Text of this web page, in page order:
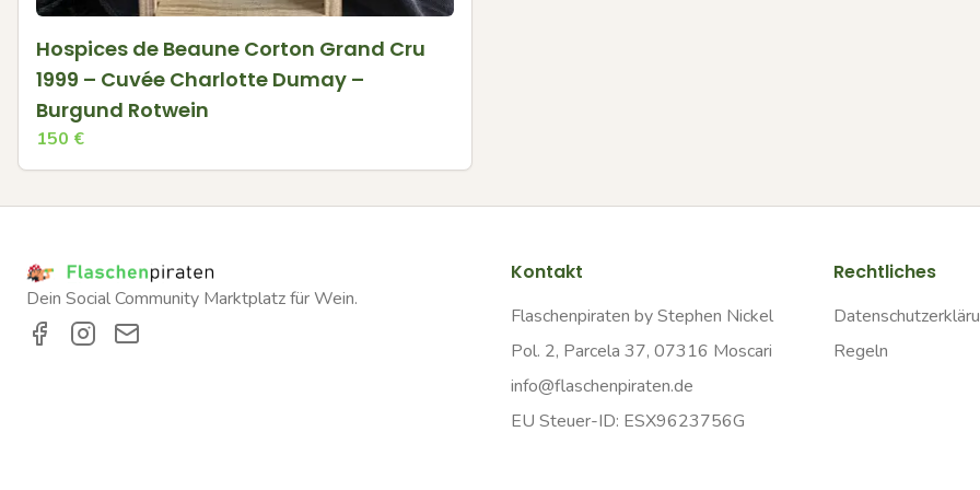
Hospices de Beaune Corton Grand Cru
1999 – Cuvée Charlotte Dumay –
Burgund Rotwein
150 €
Dein Social Community Marktplatz für Wein.
Kontakt
Flaschenpiraten by Stephen Nickel
Pol. 2, Parcela 37, 07316 Moscari
info@flaschenpiraten.de
EU Steuer-ID: ESX9623756G
Rechtliches
Regeln